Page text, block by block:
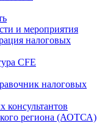
и мероприятия
налоговых
CFE
налоговых
консультантов
региона (АОТСА)